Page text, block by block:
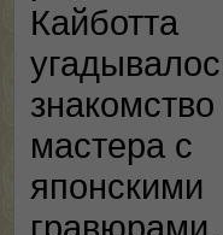
Кайботта
знакомство
мастера с
японскими